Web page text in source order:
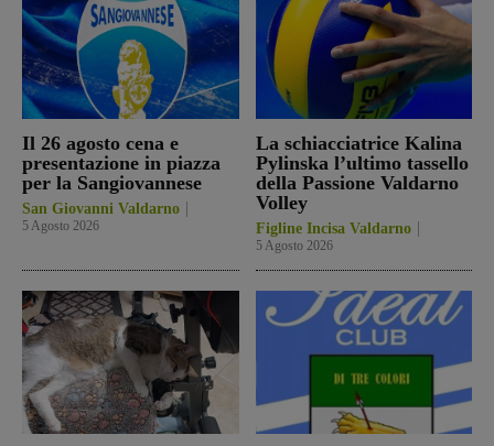
Il 26 agosto cena e
presentazione in piazza
per la Sangiovannese
San Giovanni Valdarno
5 Agosto 2026
La schiacciatrice Kalina
Pylinska l’ultimo tassello
della Passione Valdarno
Volley
Figline Incisa Valdarno
5 Agosto 2026